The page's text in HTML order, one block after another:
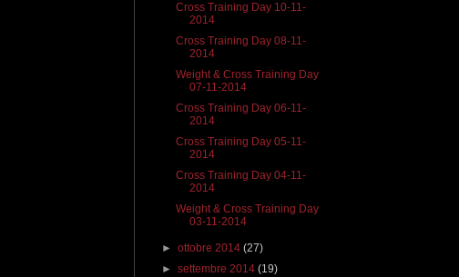
Cross Training Day 10-11-
2014
Cross Training Day 08-11-
2014
Weight & Cross Training Day
07-11-2014
Cross Training Day 06-11-
2014
Cross Training Day 05-11-
2014
Cross Training Day 04-11-
2014
Weight & Cross Training Day
03-11-2014
►ottobre 2014(27)
►settembre 2014(19)